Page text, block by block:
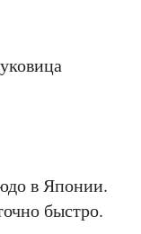
в Японии.
быстро.